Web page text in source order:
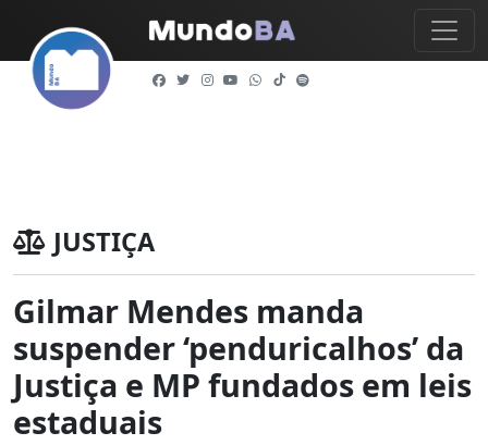
JUSTIÇA
Gilmar Mendes manda
suspender ‘penduricalhos’ da
Justiça e MP fundados em leis
estaduais